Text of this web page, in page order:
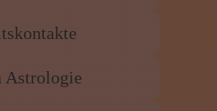
Astrologie